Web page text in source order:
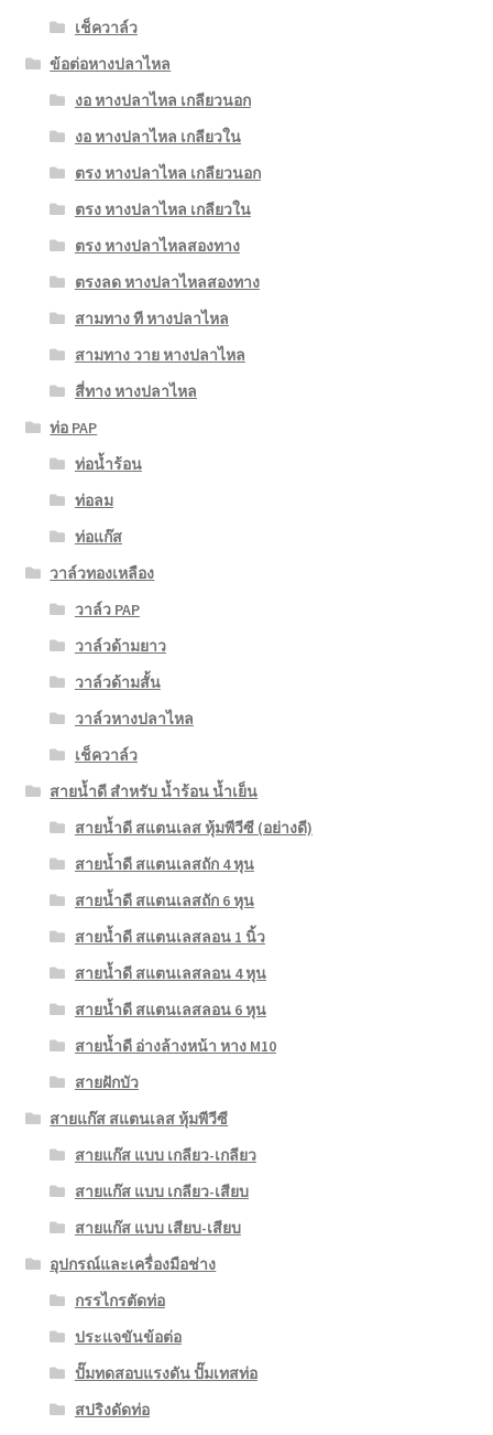
เช็ควาล์ว
ข้อต่อหางปลาไหล
งอ หางปลาไหล เกลียวนอก
งอ หางปลาไหล เกลียวใน
ตรง หางปลาไหล เกลียวนอก
ตรง หางปลาไหล เกลียวใน
ตรง หางปลาไหลสองทาง
ตรงลด หางปลาไหลสองทาง
สามทาง ที หางปลาไหล
สามทาง วาย หางปลาไหล
สี่ทาง หางปลาไหล
ท่อ PAP
ท่อน้ำร้อน
ท่อลม
ท่อแก๊ส
วาล์วทองเหลือง
วาล์ว PAP
วาล์วด้ามยาว
วาล์วด้ามสั้น
วาล์วหางปลาไหล
เช็ควาล์ว
สายน้ำดี สำหรับ น้ำร้อน น้ำเย็น
สายน้ำดี สแตนเลส หุ้มพีวีซี (อย่างดี)
สายน้ำดี สแตนเลสถัก 4 หุน
สายน้ำดี สแตนเลสถัก 6 หุน
สายน้ำดี สแตนเลสลอน 1 นิ้ว
สายน้ำดี สแตนเลสลอน 4 หุน
สายน้ำดี สแตนเลสลอน 6 หุน
สายน้ำดี อ่างล้างหน้า หาง M10
สายฝักบัว
สายแก๊ส สแตนเลส หุ้มพีวีซี
สายแก๊ส แบบ เกลียว-เกลียว
สายแก๊ส แบบ เกลียว-เสียบ
สายแก๊ส แบบ เสียบ-เสียบ
อุปกรณ์และเครื่องมือช่าง
กรรไกรตัดท่อ
ประแจขันข้อต่อ
ปั๊มทดสอบแรงดัน ปั๊มเทสท่อ
สปริงดัดท่อ